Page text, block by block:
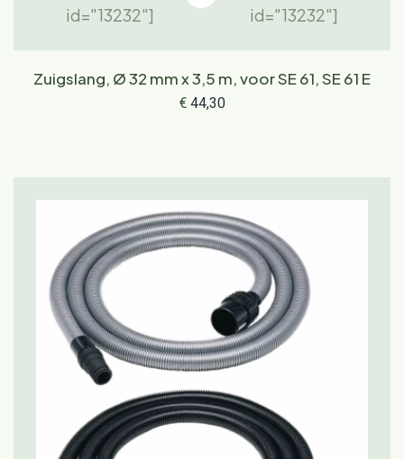
id="13232"]
id="13232"]
Zuigslang, Ø 32 mm x 3,5 m, voor SE 61, SE 61 E
€44,30